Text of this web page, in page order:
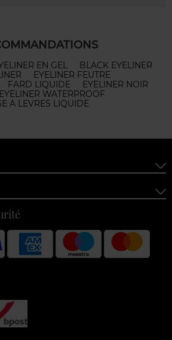
EN GEL
BLACK EYELINER
EYELINER FEUTRE
FARD LIQUIDE
EYELINER NOIR
WATERPROOF
A LEVRES LIQUIDE